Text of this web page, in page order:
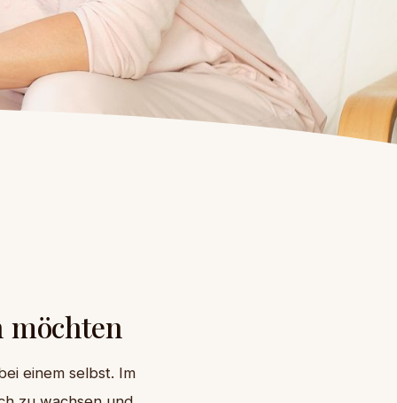
möchten
einem selbst. Im